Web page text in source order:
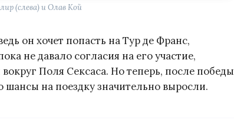
(слева) и Олав Кой
он хочет попасть на Тур де Франс,
не давало согласия на его участие,
Поля Сексаса. Но теперь, после победы
на поездку значительно выросли.